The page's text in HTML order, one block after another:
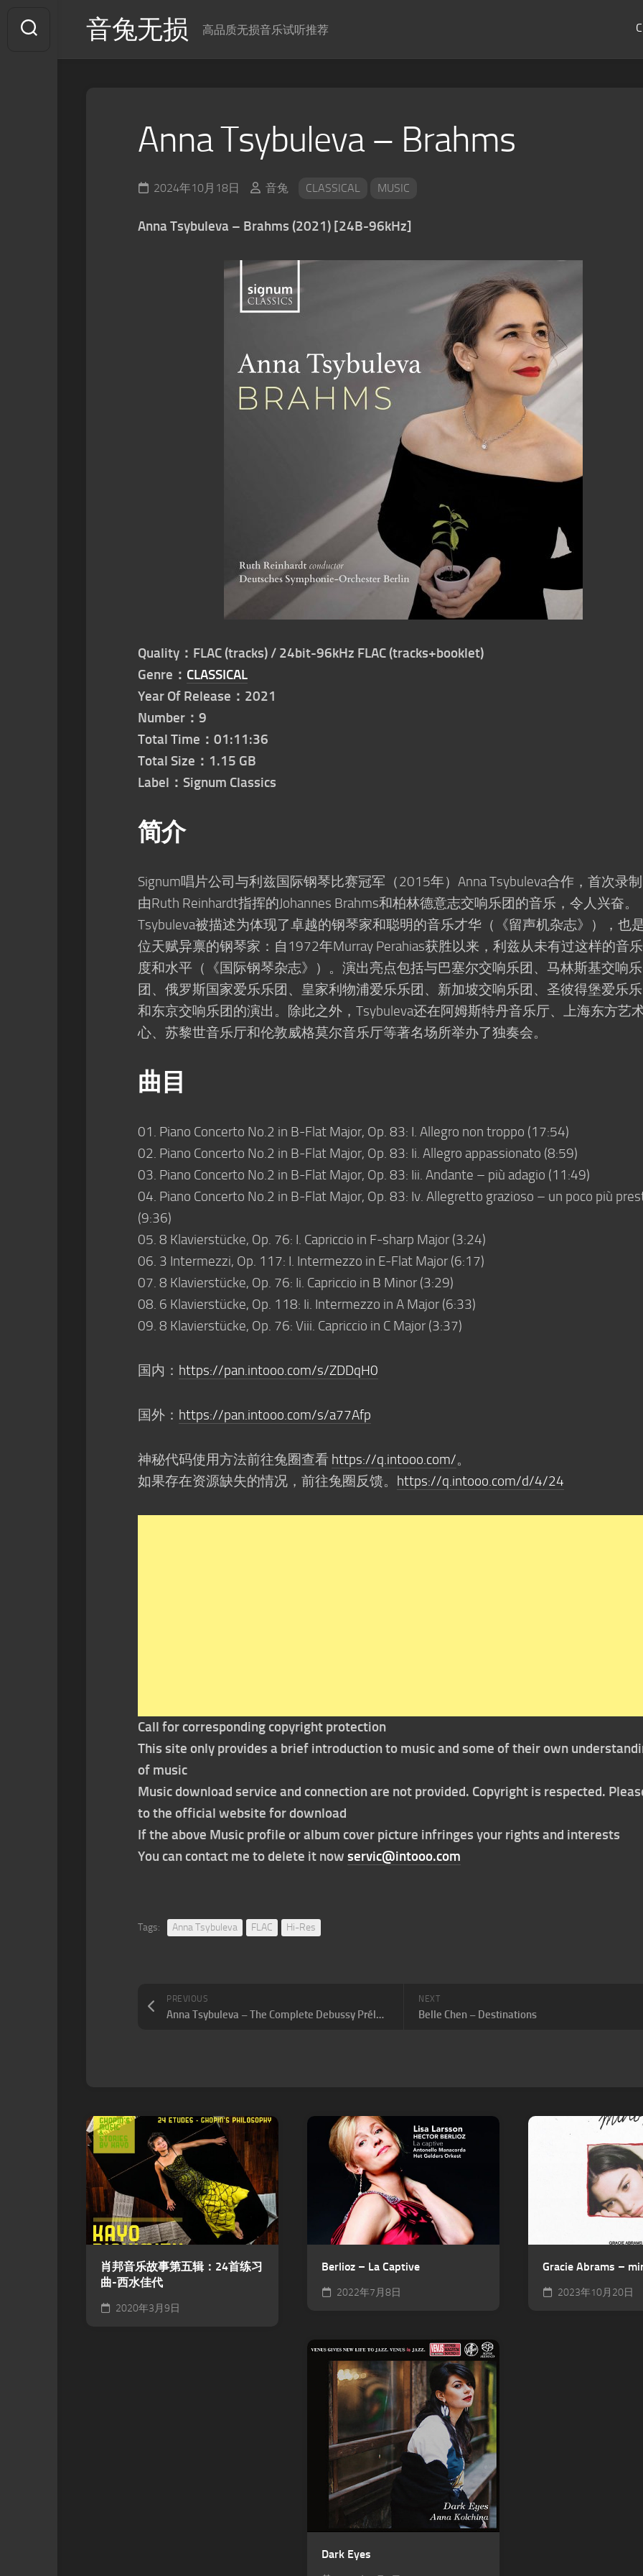
content
音兔无损 高品质无损音乐试听推荐
Anna Tsybuleva – Brahms
2024年10月18日 音兔 CLASSICAL MUSIC
Anna Tsybuleva – Brahms (2021) [24B-96kHz]
Quality：FLAC (tracks) / 24bit-96kHz FLAC (tracks+booklet)
Genre： CLASSICAL
Year Of Release：2021
Number：9
Total Time：01:11:36
Total Size：1.15 GB
Label：Signum Classics
简介
Signum唱片公司与利兹国际钢琴比赛冠军（2015年）Anna Tsybuleva合作，首次录
由Ruth Reinhardt指挥的Johannes Brahms和柏林德意志交响乐团的音乐，令人兴奋。
Tsybuleva被描述为体现了卓越的钢琴家和聪明的音乐才华（《留声机杂志》），也
位天赋异禀的钢琴家：自1972年Murray Perahias获胜以来，利兹从未有过这样的音
度和水平（《国际钢琴杂志》）。演出亮点包括与巴塞尔交响乐团、马林斯基交响乐
团、俄罗斯国家爱乐乐团、皇家利物浦爱乐乐团、新加坡交响乐团、圣彼得堡爱乐
和东京交响乐团的演出。除此之外，Tsybuleva还在阿姆斯特丹音乐厅、上海东方艺
心、苏黎世音乐厅和伦敦威格莫尔音乐厅等著名场所举办了独奏会。
曲目
01. Piano Concerto No.2 in B-Flat Major, Op. 83: I. Allegro non troppo (17:54)
02. Piano Concerto No.2 in B-Flat Major, Op. 83: Ii. Allegro appassionato (8:59)
03. Piano Concerto No.2 in B-Flat Major, Op. 83: Iii. Andante – più adagio (11:49)
04. Piano Concerto No.2 in B-Flat Major, Op. 83: Iv. Allegretto grazioso – un poco più
(9:36)
05. 8 Klavierstücke, Op. 76: I. Capriccio in F-sharp Major (3:24)
06. 3 Intermezzi, Op. 117: I. Intermezzo in E-Flat Major (6:17)
07. 8 Klavierstücke, Op. 76: Ii. Capriccio in B Minor (3:29)
08. 6 Klavierstücke, Op. 118: Ii. Intermezzo in A Major (6:33)
09. 8 Klavierstücke, Op. 76: Viii. Capriccio in C Major (3:37)
国内： https://pan.intooo.com/s/ZDDqH0
国外： https://pan.intooo.com/s/a77Afp
神秘代码使用方法前往兔圈查看 https://q.intooo.com/。
如果存在资源缺失的情况，前往兔圈反馈。 https://q.intooo.com/d/4/24
Call for corresponding copyright protection
This site only provides a brief introduction to music and some of their own
of music
Music download service and connection are not provided. Copyright is respected.
to the official website for download
If the above Music profile or album cover picture infringes your rights and interests
You can contact me to delete it now servic@intooo.com
Tags: Anna Tsybuleva FLAC Hi-Res
NEXT
Belle Chen – Destinations
PREVIOUS
Anna Tsybuleva – The Complete Debussy Préludes pour solo piano
肖邦音乐故事第五辑：24首练习
曲-西水佳代
2020年3月9日
Berlioz – La Captive
2022年7月8日
Gracie Abrams –
2023年10月20日
Dark Eyes